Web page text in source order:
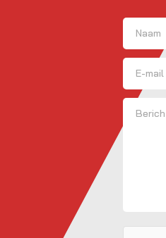
Naam
Voornaam
E-
Bericht